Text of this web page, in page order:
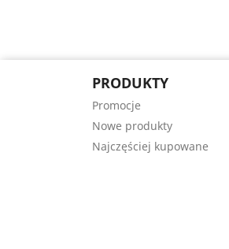
PRODUKTY
Promocje
Nowe produkty
Najczęściej kupowane